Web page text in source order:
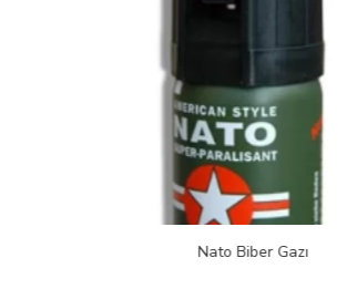
Nato Biber Gazı